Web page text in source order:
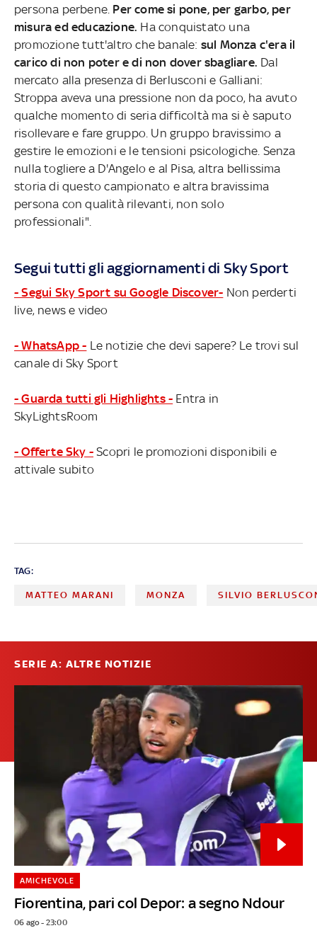
persona perbene. Per come si pone, per garbo, per
misura ed educazione. Ha conquistato una
promozione tutt'altro che banale: sul Monza c'era il
carico di non poter e di non dover sbagliare. Dal
mercato alla presenza di Berlusconi e Galliani:
Stroppa aveva una pressione non da poco, ha avuto
qualche momento di seria difficoltà ma si è saputo
risollevare e fare gruppo. Un gruppo bravissimo a
gestire le emozioni e le tensioni psicologiche. Senza
nulla togliere a D'Angelo e al Pisa, altra bellissima
storia di questo campionato e altra bravissima
persona con qualità rilevanti, non solo
professionali".
Segui tutti gli aggiornamenti di Sky Sport
- Segui Sky Sport su Google Discover- Non perderti
live, news e video
- WhatsApp - Le notizie che devi sapere? Le trovi sul
canale di Sky Sport
- Guarda tutti gli Highlights - Entra in
SkyLightsRoom
- Offerte Sky - Scopri le promozioni disponibili e
attivale subito
TAG:
MATTEO MARANI MONZA SILVIO
SERIE A: ALTRE NOTIZIE
Fiorentina, pari col Depor: a segno Ndour
AMICHEVOLE
06 ago - 23:00